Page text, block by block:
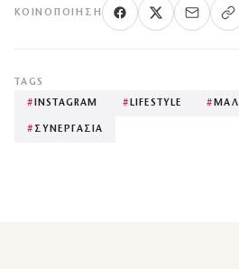
ΚΟΙΝΟΠΟΊΗΣΗ
TAGS
# INSTAGRAM # LIFESTYLE #
# ΣΥΝΕΡΓΑΣΙΑ